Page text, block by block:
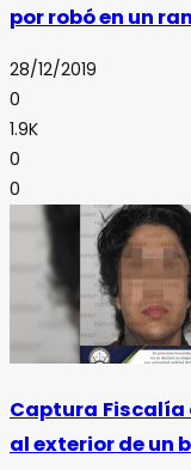
por robó en un
28/12/2019
0
1.9K
0
0
Captura Fiscalía
al exterior de un